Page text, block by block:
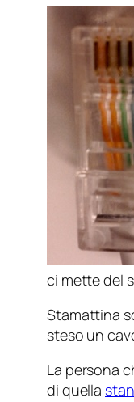
ci mette del
Stamattina
steso un
La persona
di quella